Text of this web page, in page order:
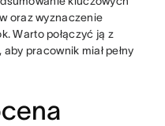
oraz wyznaczenie
Warto połączyć ją z
pracownik miał pełny